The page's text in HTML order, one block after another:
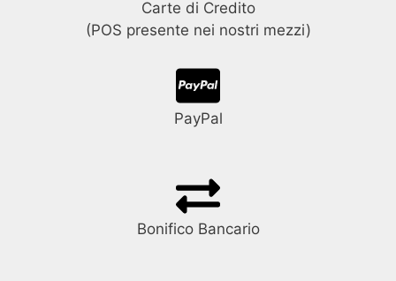
Carte di Credito
(POS presente nei nostri mezzi)
PayPal
Bonifico Bancario